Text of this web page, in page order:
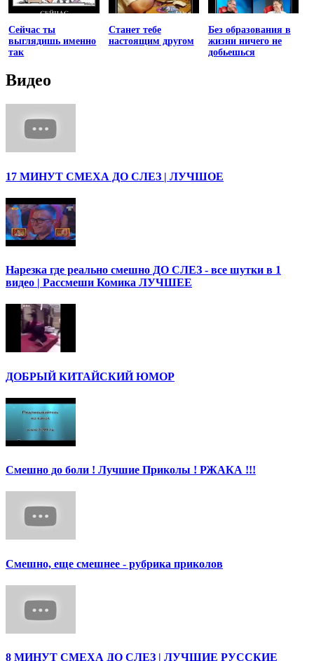
Сейчас ты
выглядишь именно
так
Станет тебе
настоящим другом
Без образования в
жизни ничего не
добьешься
Видео
17 МИНУТ СМЕХА ДО СЛЕЗ | ЛУЧШОЕ
Нарезка где реально смешно ДО СЛЕЗ - все шутки в 1
видео | Рассмеши Комика ЛУЧШЕЕ
ДОБРЫЙ КИТАЙСКИЙ ЮМОР
Смешно до боли ! Лучшие Приколы ! РЖАКА !!!
Смешно, еще смешнее - рубрика приколов
8 МИНУТ СМЕХА ДО СЛЕЗ | ЛУЧШИЕ РУССКИЕ